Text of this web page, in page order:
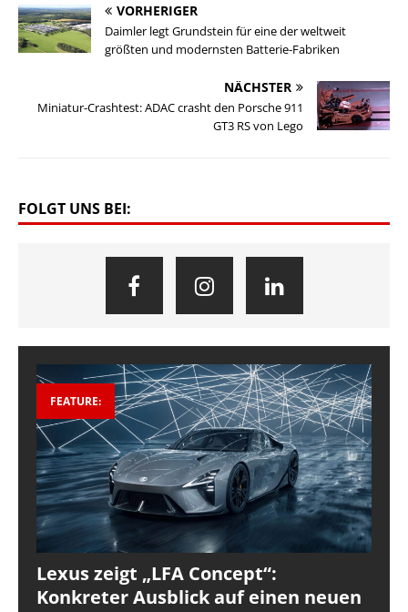
VORHERIGER
Daimler legt Grundstein für eine der weltweit
größten und modernsten Batterie-Fabriken
NÄCHSTER
Miniatur-Crashtest: ADAC crasht den Porsche 911
GT3 RS von Lego
FOLGT UNS BEI:
FEATURE:
Lexus zeigt „LFA Concept“:
Konkreter Ausblick auf einen neuen